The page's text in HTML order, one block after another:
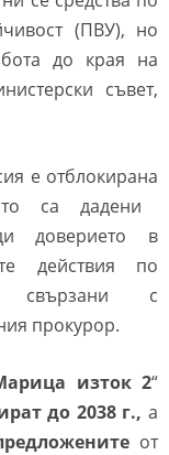
(ПВУ), но
до края на
съвет,
е отблокирана
са дадени
доверието в
действия по
свързани с
прокурор.
изток 2“
до 2038 г., а
от